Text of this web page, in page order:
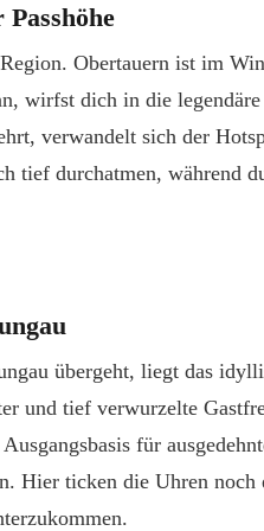
Obertauern ist im
wirfst dich in die legendäre
verwandelt sich der
tief durchatmen, während
übergeht, liegt das
und tief verwurzelte
für
Hier ticken die Uhren noch